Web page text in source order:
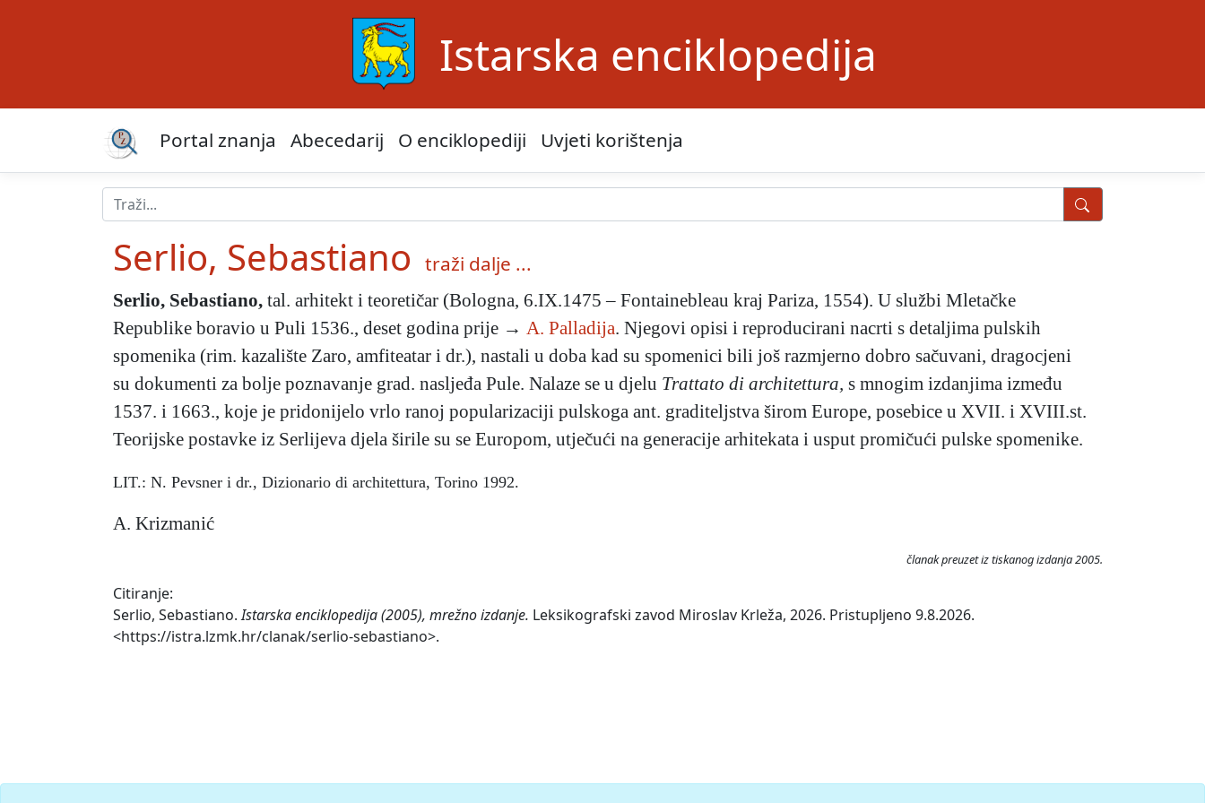
Istarska enciklopedija
Portal znanja Abecedarij O enciklopediji Uvjeti korištenja
Serlio, Sebastiano traži dalje ...
Serlio, Sebastiano, tal. arhitekt i teoretičar (Bologna, 6.IX.1475 – Fontainebleau kraj Pariza, 1554). U službi Mletačke
Republike boravio u Puli 1536., deset godina prije → A. Palladija. Njegovi opisi i reproducirani nacrti s detaljima pulskih
spomenika (rim. kazalište Zaro, amfiteatar i dr.), nastali u doba kad su spomenici bili još razmjerno dobro sačuvani, dragocjeni
su dokumenti za bolje poznavanje grad. nasljeđa Pule. Nalaze se u djelu Trattato di architettura, s mnogim izdanjima između
1537. i 1663., koje je pridonijelo vrlo ranoj popularizaciji pulskoga ant. graditeljstva širom Europe, posebice u XVII. i XVIII.st.
Teorijske postavke iz Serlijeva djela širile su se Europom, utječući na generacije arhitekata i usput promičući pulske spomenike.
LIT.: N. Pevsner i dr., Dizionario di architettura, Torino 1992.
A. Krizmanić
članak preuzet iz tiskanog izdanja 2005.
Citiranje:
Serlio, Sebastiano.Istarska enciklopedija (2005), mrežno izdanje. Leksikografski zavod Miroslav Krleža, 2026. Pristupljeno 9.8.2026.
<https://istra.lzmk.hr/clanak/serlio-sebastiano>.